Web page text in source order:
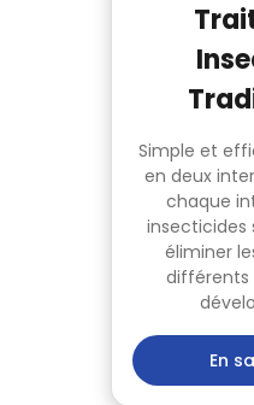
Simple et
en deux
chaque
insecticides
éliminer
différents
En